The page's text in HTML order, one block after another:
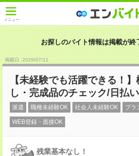
メニュー
お探しのバイト情報は掲載が終
掲載日 :2026/07/11
【未経験でも活躍できる！
し・完成品のチェック/日払
派遣 職種未経験OK 社会人未経験OK ブラ
WEB登録・面接OK
残業基本なし！